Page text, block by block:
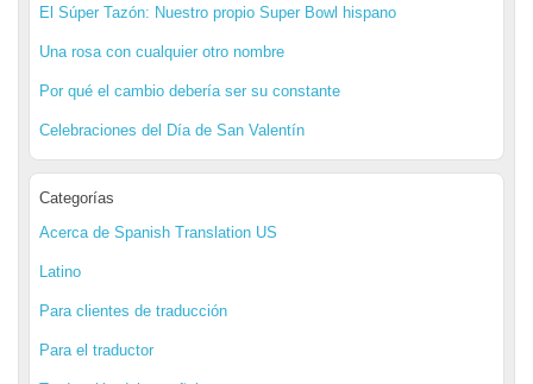
El Súper Tazón: Nuestro propio Super Bowl hispano
Una rosa con cualquier otro nombre
Por qué el cambio debería ser su constante
Celebraciones del Día de San Valentín
Categorías
Acerca de Spanish Translation US
Latino
Para clientes de traducción
Para el traductor